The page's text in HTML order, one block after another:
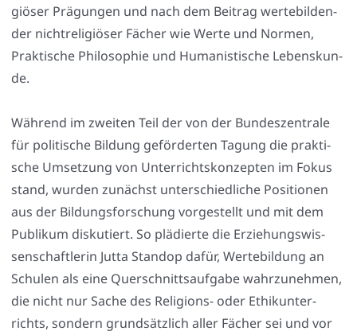
giö­ser Prä­gun­gen und nach dem Bei­trag wer­te­bil­den­
der nicht­re­li­giö­ser Fächer wie Wer­te und Nor­men,
Prak­ti­sche Phi­lo­so­phie und Huma­nis­ti­sche Lebens­kun­
de.
Wäh­rend im zwei­ten Teil der von der Bun­des­zen­tra­le
für poli­ti­sche Bil­dung geför­der­ten Tagung die prak­ti­
sche Umset­zung von Unter­richts­kon­zep­ten im Fokus
stand, wur­den zunächst unter­schied­li­che Posi­tio­nen
aus der Bil­dungs­for­schung vor­ge­stellt und mit dem
Publi­kum dis­ku­tiert. So plä­dier­te die Erzie­hungs­wis­
sen­schaft­le­rin Jut­ta Stan­dop dafür, Wer­te­bil­dung an
Schu­len als eine Quer­schnitts­auf­ga­be wahr­zu­neh­men,
die nicht nur Sache des Reli­gi­ons- oder Ethik­un­ter­
richts, son­dern grund­sätz­lich aller Fächer sei und vor